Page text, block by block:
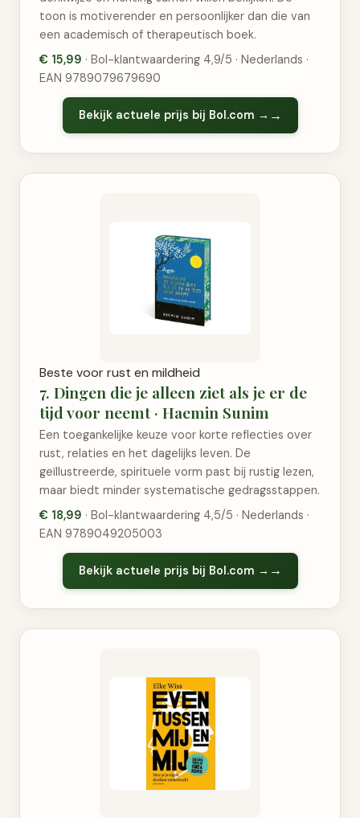
toon is motiverender en persoonlijker dan die van
een academisch of therapeutisch boek.
€ 15,99 · Bol-klantwaardering 4,9/5 · Nederlands ·
EAN 9789079679690
Bekijk actuele prijs bij Bol.com →
Beste voor rust en mildheid
7. Dingen die je alleen ziet als je er de
tijd voor neemt · Haemin Sunim
Een toegankelijke keuze voor korte reflecties over
rust, relaties en het dagelijks leven. De
geïllustreerde, spirituele vorm past bij rustig lezen,
maar biedt minder systematische gedragsstappen.
€ 18,99 · Bol-klantwaardering 4,5/5 · Nederlands ·
EAN 9789049205003
Bekijk actuele prijs bij Bol.com →